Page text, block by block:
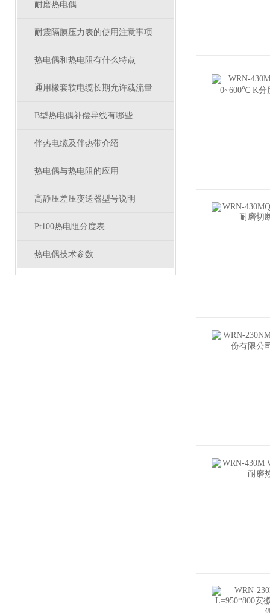
耐磨热电偶
耐震隔膜压力表的使用注意事项
热电偶和热电阻有什么特点
通用橡套软电缆长期允许载流量
B型热电偶补偿导线有哪些
伴热电缆及伴热带介绍
热电偶与热电阻的应用
高静压差压变送器型号说明
Pt100热电阻分度表
热电偶技术参数